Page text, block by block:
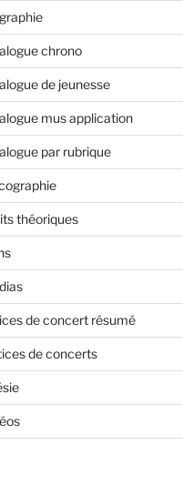
chrono
de jeunesse
mus application
par rubrique
théoriques
de concert résumé
de concerts